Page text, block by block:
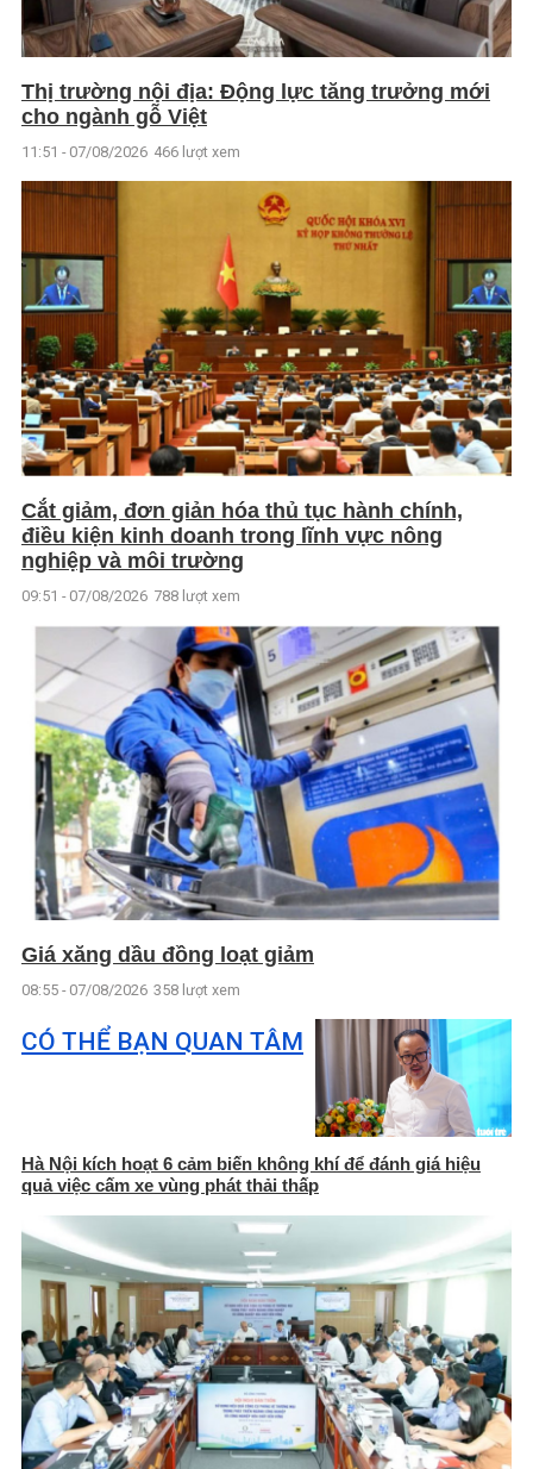
Thị trường nội địa: Động lực tăng trưởng mới
cho ngành gỗ Việt
11:51 - 07/08/2026 466 lượt xem
Cắt giảm, đơn giản hóa thủ tục hành chính,
điều kiện kinh doanh trong lĩnh vực nông
nghiệp và môi trường
09:51 - 07/08/2026 788 lượt xem
Giá xăng dầu đồng loạt giảm
08:55 - 07/08/2026 358 lượt xem
CÓ THỂ BẠN QUAN TÂM
Hà Nội kích hoạt 6 cảm biến không khí để đánh giá hiệu
quả việc cấm xe vùng phát thải thấp